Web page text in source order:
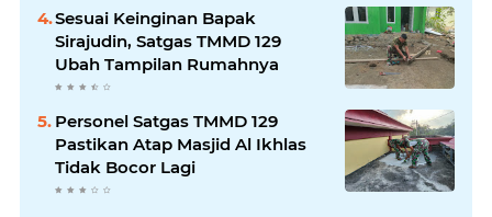
Sesuai Keinginan Bapak
Sirajudin, Satgas TMMD 129
Ubah Tampilan Rumahnya
Personel Satgas TMMD 129
Pastikan Atap Masjid Al Ikhlas
Tidak Bocor Lagi